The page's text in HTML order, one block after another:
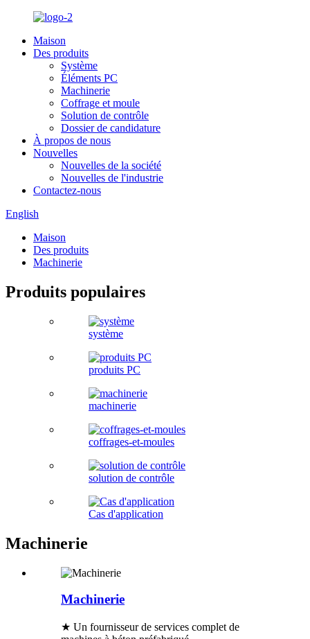
Maison
Des produits
Système
Éléments PC
Machinerie
Coffrage et moule
Solution de contrôle
Dossier de candidature
À propos de nous
Nouvelles
Nouvelles de la société
Nouvelles de l'industrie
Contactez-nous
English
Maison
Des produits
Machinerie
Produits populaires
système
produits PC
machinerie
coffrages-et-moules
solution de contrôle
Cas d'application
Machinerie
Machinerie
★ Un fournisseur de services complet de